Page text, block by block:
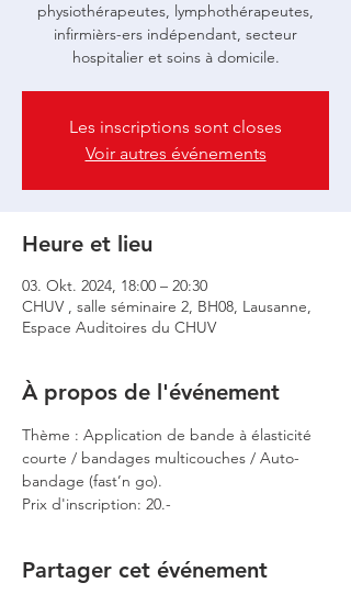
physiothérapeutes, lymphothérapeutes,
infirmièrs-ers indépendant, secteur
hospitalier et soins à domicile.
Les inscriptions sont closes
Voir autres événements
Heure et lieu
03. Okt. 2024, 18:00 – 20:30
CHUV , salle séminaire 2, BH08, Lausanne,
Espace Auditoires du CHUV
À propos de l'événement
Thème : Application de bande à élasticité
courte / bandages multicouches / Auto-
bandage (fast’n go).
Prix d'inscription: 20.-
Partager cet événement